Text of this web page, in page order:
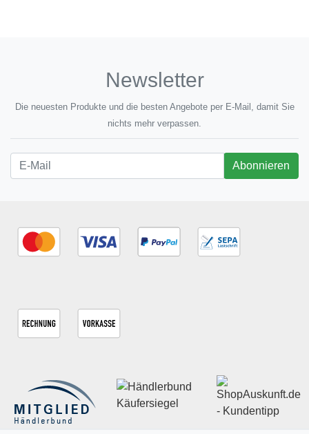
Newsletter
Die neuesten Produkte und die besten Angebote per E-Mail, damit Sie
nichts mehr verpassen.
Newsletter
Abonnieren